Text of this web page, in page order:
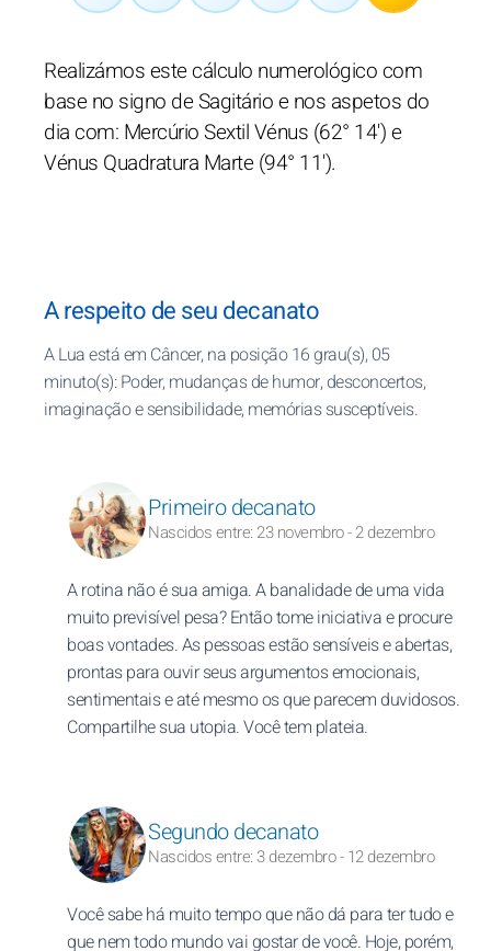
Realizámos este cálculo numerológico com
base no signo de Sagitário e nos aspetos do
dia com: Mercúrio Sextil Vénus (62° 14') e
Vénus Quadratura Marte (94° 11').
A respeito de seu decanato
A Lua está em Câncer, na posição 16 grau(s), 05
minuto(s): Poder, mudanças de humor, desconcertos,
imaginação e sensibilidade, memórias susceptíveis.
Primeiro decanato
Nascidos entre: 23 novembro - 2 dezembro
A rotina não é sua amiga. A banalidade de uma vida
muito previsível pesa? Então tome iniciativa e procure
boas vontades. As pessoas estão sensíveis e abertas,
prontas para ouvir seus argumentos emocionais,
sentimentais e até mesmo os que parecem duvidosos.
Compartilhe sua utopia. Você tem plateia.
Segundo decanato
Nascidos entre: 3 dezembro - 12 dezembro
Você sabe há muito tempo que não dá para ter tudo e
que nem todo mundo vai gostar de você. Hoje, porém,